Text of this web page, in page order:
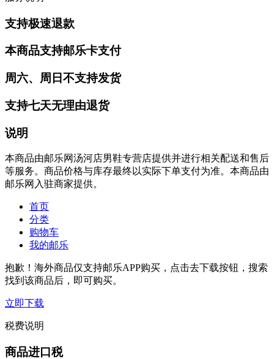
支持极速退款
本商品支持邮乐卡支付
周六、周日不支持发货
支持七天无理由退货
说明
本商品由邮乐网汤河店男鞋专营店提供并进行相关配送和售后
等服务。商品价格与库存最终以实际下单支付为准。本商品由
邮乐网入驻商家提供。
首页
分类
购物车
我的邮乐
抱歉！海外商品仅支持邮乐APP购买，点击去下载按钮，搜索
找到该商品后，即可购买。
立即下载
税费说明
商品进口税